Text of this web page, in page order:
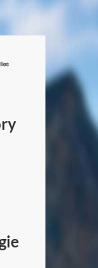
/
Canada